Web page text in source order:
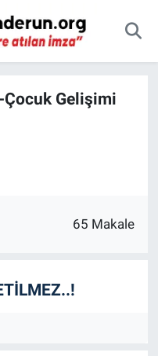
Gelişimi
65 Makale